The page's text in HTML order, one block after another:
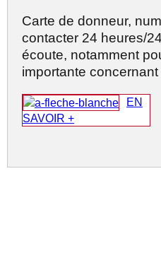
Carte de donneur,
contacter 24 heures/
écoute, notamment
importante
EN
SAVOIR +